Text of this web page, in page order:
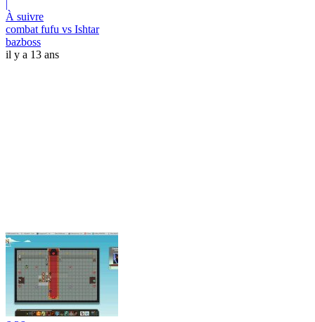
|
À suivre
combat fufu vs Ishtar
bazboss
il y a 13 ans